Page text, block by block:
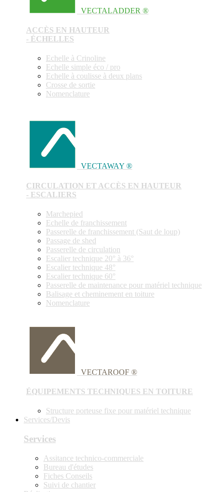
VECTALADDER ®
ACCÈS EN HAUTEUR
- ÉCHELLES
Echelle à Crinoline
Echelle simple éco / pro
Echelle à coulisse à deux plans
Crosse de sortie
Nomenclature
VECTAWAY ®
CIRCULATION ET ACCÈS EN HAUTEUR
- ESCALIERS
Marchepied
Echelle de franchissement
Passerelle de franchissement (Saut de loup)
Passage de shed
Passerelle de circulation
Escalier technique 20° à 36°
Escalier technique 48°
Escalier technique 60°
Passerelle de maintenance pour matériel technique
Balisage et cheminement en toiture
Nomenclature
VECTAROOF ®
ÉQUIPEMENTS TECHNIQUES EN TOITURE
Structure porteuse fixe pour matériel technique
Services/Devis
Services
Assitance technico-commerciale
Bureau d'études
Fiches Conseils
Suivi de chantier